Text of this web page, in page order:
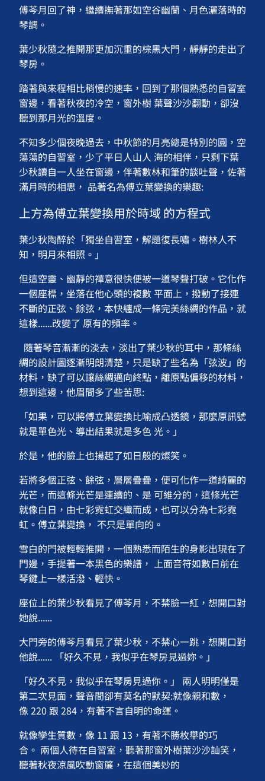
傅芩月回了神，繼續撫著那如空谷幽蘭、月色灑落時的
琴調。
葉少秋隨之推開那更加沉重的棕黑大門，靜靜的走出了
琴房。
踏著與來程相比稍慢的速率，回到了那個熟悉的自習室
窗邊，看著秋夜的冷空，窗外樹 葉聲沙沙翻動，卻沒
聽到那月光的溫度。
不知多少個夜晚過去，中秋節的月亮總是特別的圓，空
蕩蕩的自習室，少了平日人山人 海的相伴，只剩下葉
少秋讀自一人坐在窗邊，伴著數林和筆的談吐聲，佐著
滿月時的相思， 品著名為傅立葉變換的樂趣:
上方為傅立葉變換用於時域 的方程式
葉少秋陶醉於「獨坐自習室，解題復長嘯。樹林人不
知，明月來相照。」
但這空靈、幽靜的禪意很快便被一道琴聲打破。它化作
一個座標，坐落在他心頭的複數 平面上，撥動了接連
不斷的正弦、餘弦，本快纏成一條完美絲綢的作品，就
這樣......改變了 原有的頻率。
隨著琴音漸漸的淡去，淡出了葉少秋的耳中，那條絲
綢的設計圖逐漸明朗清楚，只是缺了些名為「弦波」的
材料，缺了可以讓絲綢邁向終點，離原點偏移的材料，
想到這邊，他眉間多了些苦思:
「如果，可以將傅立葉變換比喻成凸透鏡，那麼原訊號
就是單色光、導出結果就是多色 光。」
於是，他的臉上也揚起了如日般的燦笑。
若將多個正弦、餘弦，層層疊疊，便可化作一道綺麗的
光芒，而這條光芒是連續的、是 可維分的，這條光芒
就像白日，由七彩霓虹交織而成，也可以分為七彩霓
虹。傅立葉變換， 不只是單向的。
雪白的門被輕輕推開，一個熟悉而陌生的身影出現在了
門邊，手提著一本黑色的樂譜， 上面音符如數日前在
琴鍵上一樣活潑、輕快。
座位上的葉少秋看見了傅芩月，不禁臉一紅，想開口對
她說......
大門旁的傅芩月看見了葉少秋，不禁心一跳，想開口對
他說...... 「好久不見，我似乎在琴房見過妳。」
「好久不見，我似乎在琴房見過你。」 兩人明明僅是
第二次見面，聲音間卻有莫名的默契:就像親和數，
像 220 跟 284，有著不言自明的命運。
就像孿生質數，像 11 跟 13，有著不勝枚舉的巧
合。 兩個人待在自習室，聽著那窗外樹葉沙沙訕笑，
聽著秋夜涼風吹動窗簾，在這個美妙的